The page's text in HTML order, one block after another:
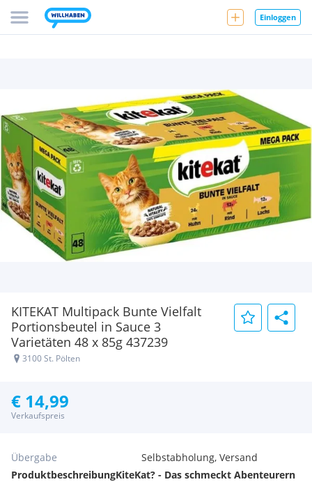
Einloggen
KITEKAT Multipack Bunte Vielfalt
Portionsbeutel in Sauce 3
Varietäten 48 x 85g 437239
3100 St. Pölten
€ 14,99
Verkaufspreis
Übergabe
Selbstabholung, Versand
ProduktbeschreibungKiteKat? - Das schmeckt Abenteurern